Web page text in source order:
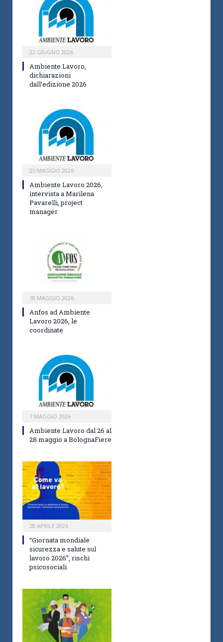
22 GIUGNO 2026
Ambiente Lavoro,
dichiarazioni
dall’edizione 2026
25 MAGGIO 2026
Ambiente Lavoro 2026,
intervista a Marilena
Pavarelli, project
manager
18 MAGGIO 2026
Anfos ad Ambiente
Lavoro 2026, le
coordinate
7 MAGGIO 2026
Ambiente Lavoro dal 26 al
28 maggio a BolognaFiere
28 APRILE 2026
“Giornata mondiale
sicurezza e salute sul
lavoro 2026”, rischi
psicosociali